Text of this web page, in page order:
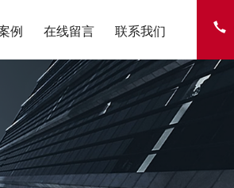
例 在线留言 联系我们